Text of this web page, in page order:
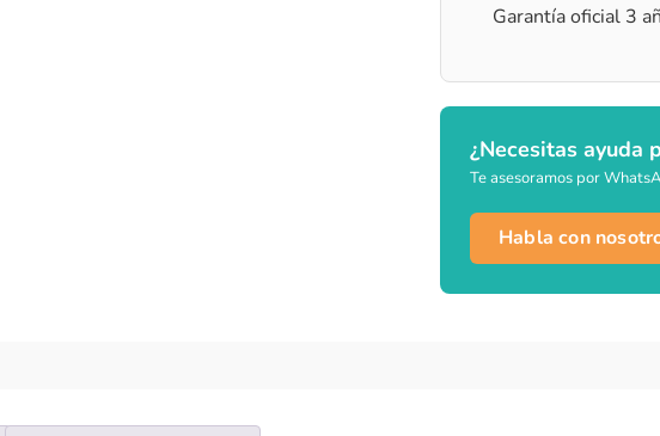
Garantía oficial 3
¿Necesitas ayuda
Te asesoramos por
Habla con